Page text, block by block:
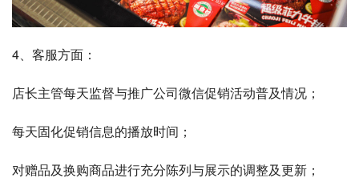
4、客服方面：
店长主管每天监督与推广公司微信促销活动普及情况；
每天固化促销信息的播放时间；
对赠品及换购商品进行充分陈列与展示的调整及更新；